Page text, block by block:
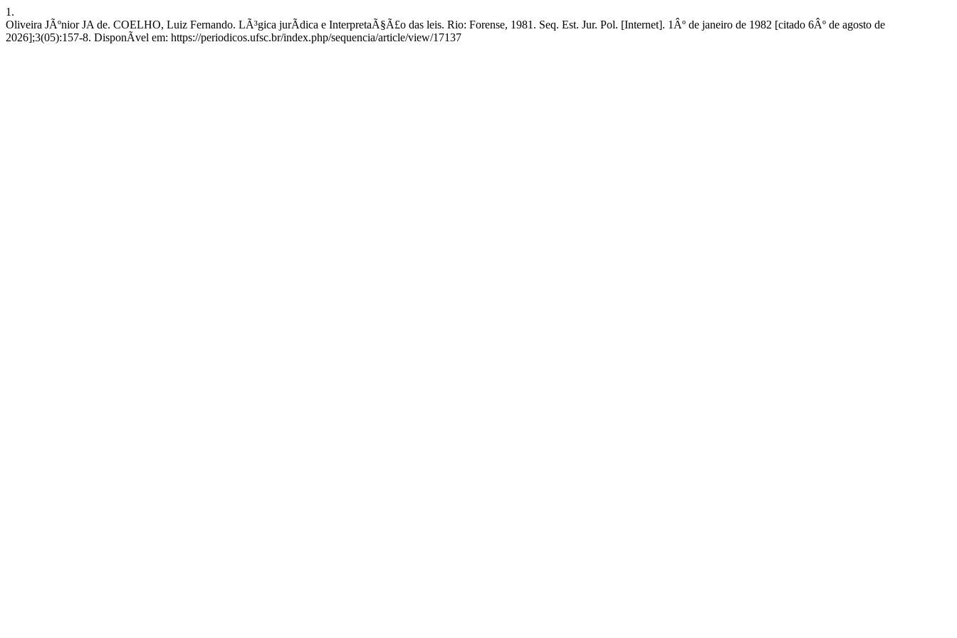
1.
Oliveira JÃºnior JA de. COELHO, Luiz Fernando. LÃ³gica jurÃ­dica e InterpretaÃ§Ã£o das leis. Rio: Forense, 1981. Seq. Est. Jur. Pol. [Internet]. 1Âº de janeiro de 1982 [citado 6Âº de agosto de
2026];3(05):157-8. DisponÃ­vel em: https://periodicos.ufsc.br/index.php/sequencia/article/view/17137